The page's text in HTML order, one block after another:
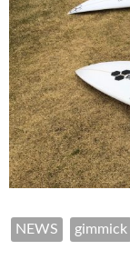
NEWS gimmick